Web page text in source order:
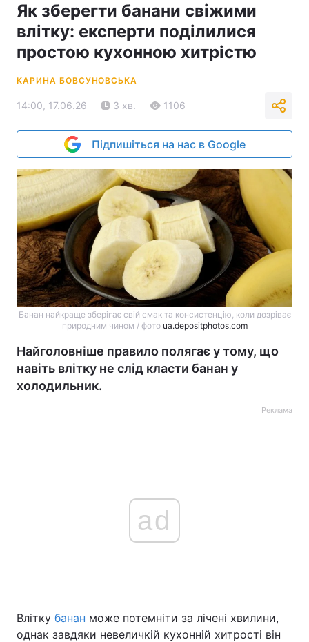
Як зберегти банани свіжими
влітку: експерти поділилися
простою кухонною хитрістю
КАРИНА БОВСУНОВСЬКА
14:00, 17.06.26 3 хв. 1106
Підпишіться на нас в Google
Банан найкраще зберігає свій смак та консистенцію, коли дозріває
природним чином / фото ua.depositphotos.com
Найголовніше правило полягає у тому, що
навіть влітку не слід класти банан у
холодильник.
Реклама
ad
Влітку банан може потемніти за лічені хвилини,
однак завдяки невеличкій кухонній хитрості він